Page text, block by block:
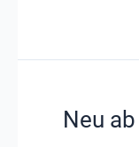
nach
–
Neu